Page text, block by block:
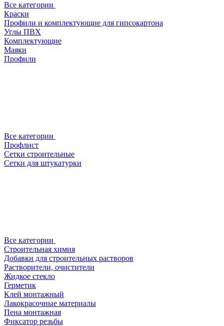
Все категории
Краски
Профили и комплектующие для гипсокартона
Углы ПВХ
Комплектующие
Маяки
Профили
Все категории
Профлист
Сетки строительные
Сетки для штукатурки
Все категории
Строительная химия
Добавки для строительных растворов
Растворители, очистители
Жидкое стекло
Герметик
Клей монтажный
Лакокрасочные материалы
Пена монтажная
Фиксатор резьбы